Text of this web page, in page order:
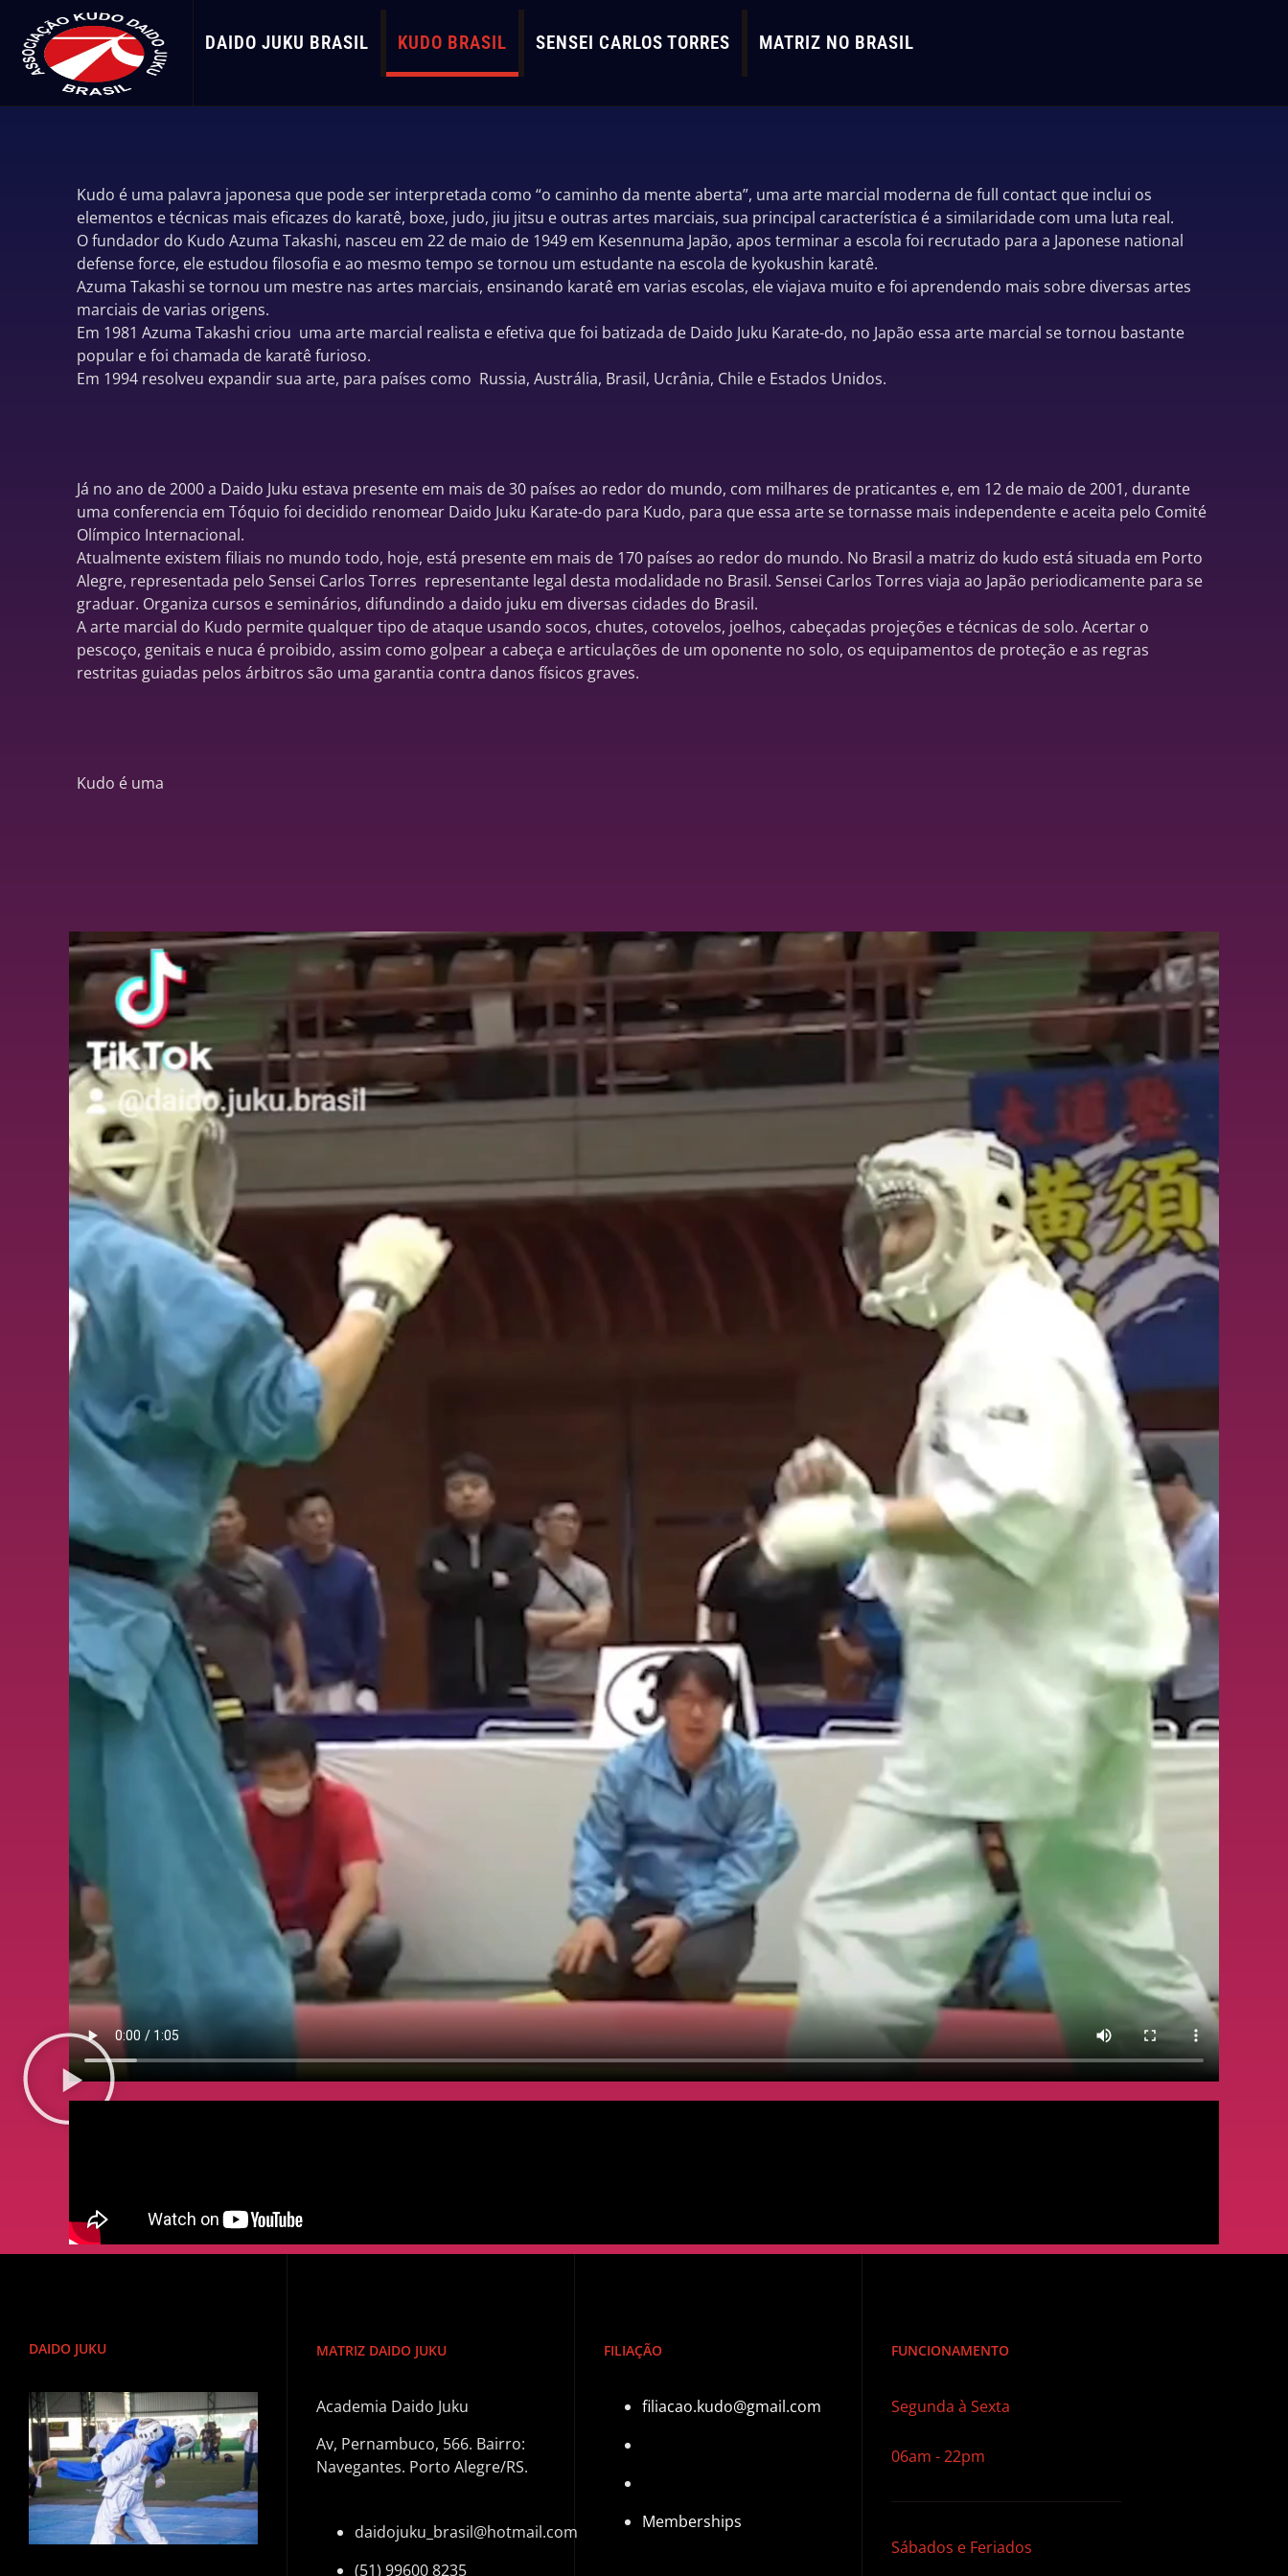
DAIDO JUKU BRASIL KUDO BRASIL SENSEI CARLOS TORRES MATRIZ NO BRASIL
Kudo é uma palavra japonesa que pode ser interpretada como “o caminho da mente aberta”, uma arte marcial moderna de full contact que inclui os
elementos e técnicas mais eficazes do karatê, boxe, judo, jiu jitsu e outras artes marciais, sua principal característica é a similaridade com uma luta real.
O fundador do Kudo Azuma Takashi, nasceu em 22 de maio de 1949 em Kesennuma Japão, apos terminar a escola foi recrutado para a Japonese national
defense force, ele estudou filosofia e ao mesmo tempo se tornou um estudante na escola de kyokushin karatê.
Azuma Takashi se tornou um mestre nas artes marciais, ensinando karatê em varias escolas, ele viajava muito e foi aprendendo mais sobre diversas artes
marciais de varias origens.
Em 1981 Azuma Takashi criou uma arte marcial realista e efetiva que foi batizada de Daido Juku Karate-do, no Japão essa arte marcial se tornou bastante
popular e foi chamada de karatê furioso.
Em 1994 resolveu expandir sua arte, para países como Russia, Austrália, Brasil, Ucrânia, Chile e Estados Unidos.
Já no ano de 2000 a Daido Juku estava presente em mais de 30 países ao redor do mundo, com milhares de praticantes e, em 12 de maio de 2001, durante
uma conferencia em Tóquio foi decidido renomear Daido Juku Karate-do para Kudo, para que essa arte se tornasse mais independente e aceita pelo Comité
Olímpico Internacional.
Atualmente existem filiais no mundo todo, hoje, está presente em mais de 170 países ao redor do mundo. No Brasil a matriz do kudo está situada em Porto
Alegre, representada pelo Sensei Carlos Torres representante legal desta modalidade no Brasil. Sensei Carlos Torres viaja ao Japão periodicamente para se
graduar. Organiza cursos e seminários, difundindo a daido juku em diversas cidades do Brasil.
A arte marcial do Kudo permite qualquer tipo de ataque usando socos, chutes, cotovelos, joelhos, cabeçadas projeções e técnicas de solo. Acertar o
pescoço, genitais e nuca é proibido, assim como golpear a cabeça e articulações de um oponente no solo, os equipamentos de proteção e as regras
restritas guiadas pelos árbitros são uma garantia contra danos físicos graves.
Kudo é uma
DAIDO JUKU MATRIZ DAIDO JUKU
Academia Daido Juku
Av, Pernambuco, 566. Bairro:
Navegantes. Porto Alegre/RS.
daidojuku_brasil@hotmail.com
(51) 99600 8235
FILIAÇÃO
filiacao.kudo@gmail.com
Memberships
FUNCIONAMENTO
Segunda à Sexta
06am - 22pm
Sábados e Feriados